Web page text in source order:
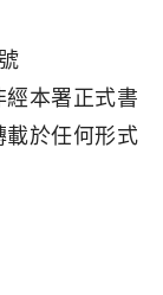
本署正式書
載於任何形式